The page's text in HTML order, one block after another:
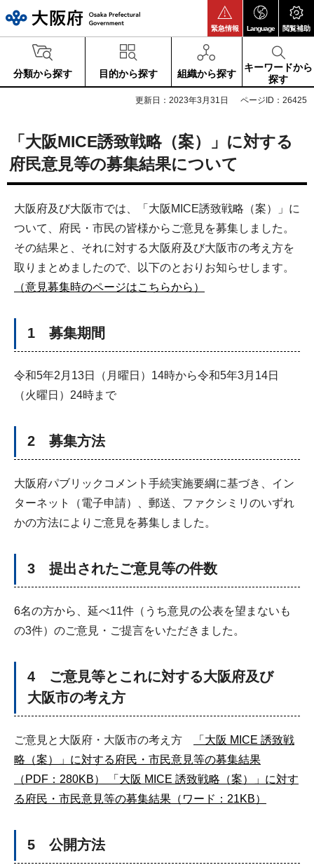
緊急情報 Language 閲覧補助
分類から探す 目的から探す 組織から探す
キーワードから
探す
更新日：2023年3月31日 ページID：26425
「大阪MICE誘致戦略（案）」に対する
府民意見等の募集結果について
大阪府及び大阪市では、「大阪MICE誘致戦略（案）」に
ついて、府民・市民の皆様からご意見を募集しました。
その結果と、それに対する大阪府及び大阪市の考え方を
取りまとめましたので、以下のとおりお知らせします。
（意見募集時のページはこちらから）
1 募集期間
令和5年2月13日（月曜日）14時から令和5年3月14日
（火曜日）24時まで
2 募集方法
大阪府パブリックコメント手続実施要綱に基づき、イン
ターネット（電子申請）、郵送、ファクシミリのいずれ
かの方法によりご意見を募集しました。
3 提出されたご意見等の件数
6名の方から、延べ11件（うち意見の公表を望まないも
の3件）のご意見・ご提言をいただきました。
4 ご意見等とこれに対する大阪府及び
大阪市の考え方
ご意見と大阪府・大阪市の考え方
「大阪 MICE 誘致戦
略（案）」に対する府民・市民意見等の募集結果
（PDF：280KB）
「大阪 MICE 誘致戦略（案）」に対す
る府民・市民意見等の募集結果（ワード：21KB）
5 公開方法